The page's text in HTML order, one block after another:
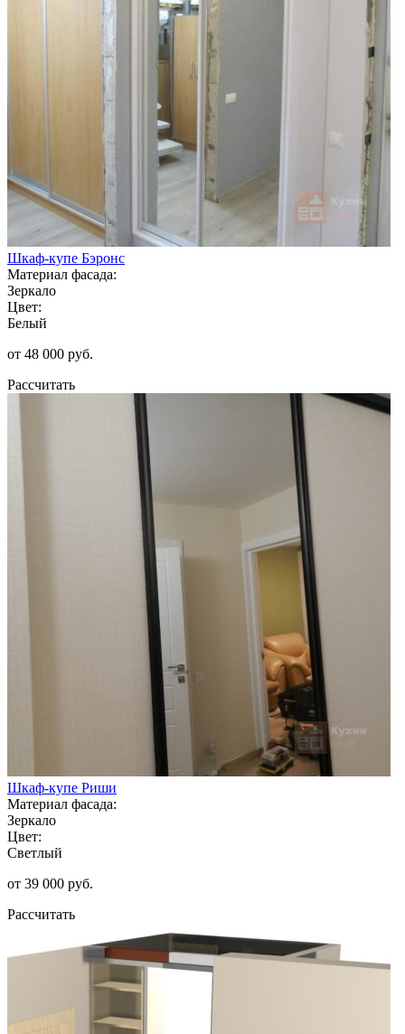
Шкаф-купе Бэронс
Материал фасада:
Зеркало
Цвет:
Белый
от 48 000 руб.
Рассчитать
Шкаф-купе Риши
Материал фасада:
Зеркало
Цвет:
Светлый
от 39 000 руб.
Рассчитать